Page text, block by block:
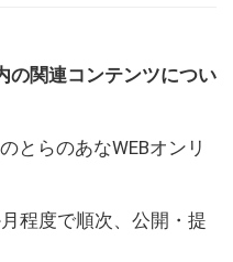
の関連コンテンツについ
とらのあなWEBオンリ
程度で順次、公開・提